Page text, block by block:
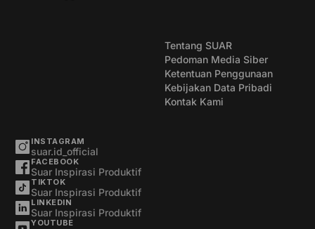
Tentang SUAR
Pedoman Media Siber
Ketentuan Penggunaan
Kebijakan Data Pribadi
Kontak Kami
INSTAGRAM
suar.id_official
FACEBOOK
Suar Inspirasi Produktif
TIKTOK
Suar Inspirasi Produktif
LINKEDIN
Suar Inspirasi Produktif
YOUTUBE